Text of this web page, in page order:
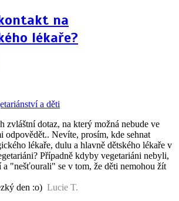
na
lékaře?
a děti
zvláštní dotaz, na který možná nebude ve
odpovědět.. Nevíte, prosím, kde sehnat
lékaře, dulu a hlavně dětského lékaře v
Případně kdyby vegetariáni nebyli,
"nešťourali" se v tom, že děti nemohou žít
den :o) Lucie T.